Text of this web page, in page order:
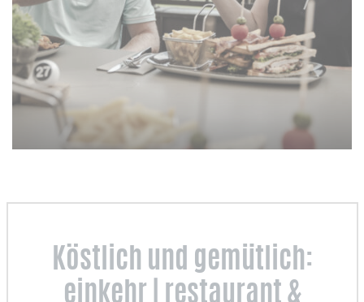
Köstlich und gemütlich:
einkehr | restaurant &